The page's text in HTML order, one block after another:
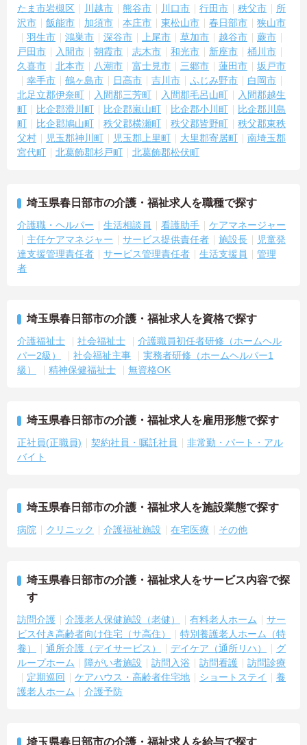
たま市岩槻区
川越市 熊谷市 川口市 行田市 秩父市
所
沢市
飯能市 加須市 本庄市 東松山市 春日部市
狭山市
羽生市
鴻巣市 深谷市 上尾市 草加市 越谷市
蕨市
戸田市
入間市 朝霞市 志木市 和光市 新座市
桶川市
久喜市
北本市 八潮市 富士見市 三郷市 蓮田市
坂戸市
幸手市
鶴ヶ島市 日高市 吉川市 ふじみ野市
白岡市
北足立郡伊奈町
入間郡三芳町 入間郡毛呂山町
入間郡越生
町
比企郡滑川町 比企郡嵐山町 比企郡小川町
比企郡川島
町
比企郡鳩山町 秩父郡横瀬町 秩父郡皆野町
秩父郡東秩
父村
児玉郡神川町 児玉郡上里町 大里郡寄居町
南埼玉郡
宮代町
北葛飾郡杉戸町 北葛飾郡松伏町
埼玉県春日部市の介護・福祉求人を職種で探す
介護職・ヘルパー 生活相談員 看護助手
ケアマネージャー
主任ケアマネジャー
サービス提供責任者 施設長
児童発
達支援管理責任者
サービス管理責任者 生活支援員
管理
者
埼玉県春日部市の介護・福祉求人を資格で探す
介護福祉士 社会福祉士
介護職員初任者研修（ホームヘル
パー2級）
社会福祉主事
実務者研修（ホームヘルパー1
級）
精神保健福祉士 無資格OK
埼玉県春日部市の介護・福祉求人を雇用形態で探す
正社員(正職員) 契約社員・嘱託社員
非常勤・パート・アル
バイト
埼玉県春日部市の介護・福祉求人を施設業態で探す
病院 クリニック 介護福祉施設 在宅医療 その他
埼玉県春日部市の介護・福祉求人をサービス内容で探
す
訪問介護 介護老人保健施設（老健） 有料老人ホーム
サー
ビス付き高齢者向け住宅（サ高住）
特別養護老人ホーム（特
養）
通所介護（デイサービス） デイケア（通所リハ）
グ
ループホーム
障がい者施設 訪問入浴 訪問看護
訪問診療
定期巡回
ケアハウス・高齢者住宅地 ショートステイ
養
護老人ホーム
介護予防
埼玉県春日部市の介護・福祉求人を給与で探す